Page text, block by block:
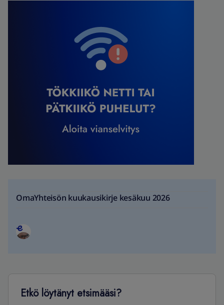
OmaYhteisön kuukausikirje kesäkuu 2026
Etkö löytänyt etsimääsi?